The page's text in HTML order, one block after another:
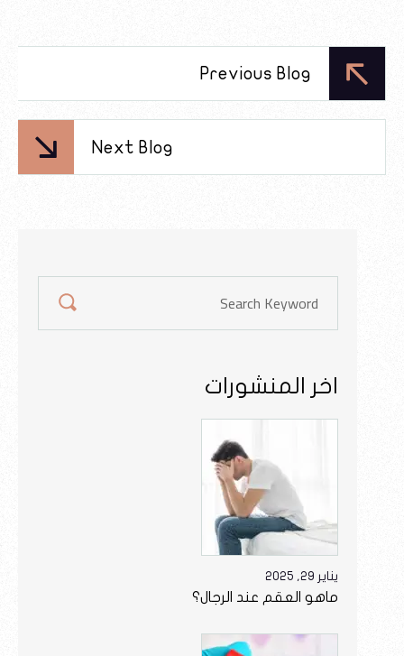
Previous Blog
Next Blog
اخر المنشورات
ماهو العقم عند الرجال؟
يناير 29, 2025